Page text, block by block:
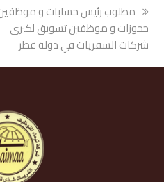
previous
post:
مطلوب رئيس حسابات و
حجوزات و موظفين تسويق لكبرى
شركات السفريات في دولة قطر